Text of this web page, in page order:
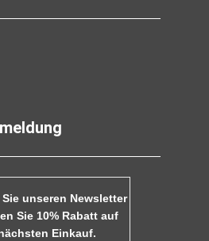
unseren Newsletter
Sie 10% Rabatt auf
Einkauf.